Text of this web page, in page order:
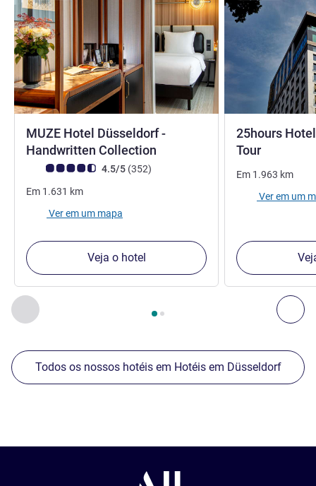
Anterior - Os nossos outros estabelecimentos nas
Página , Os nossos outros estabelecimentos nas
MUZE Hotel Düsseldorf -
Handwritten Collection
Nota clientes Avis (Classificação ALL)
4.5/5 (352comentários
)
Em 1.631 km
Ver em um mapa
Veja o hotel
25hours
Tour
Em 1.963 km
Ver em um
Todos os nossos hotéis em Hotéis em Düsseldorf